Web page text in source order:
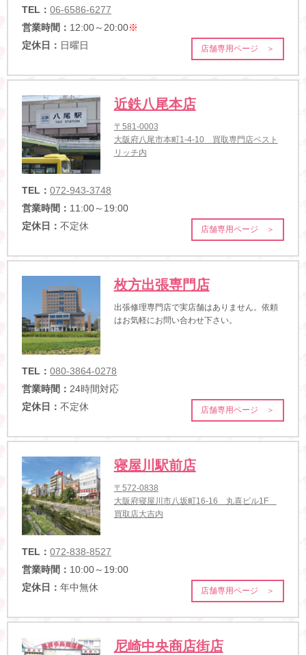
TEL： 06-6586-6277
営業時間： 12:00～20:00※
定休日： 日曜日 店舗専用ページ ＞
近鉄八尾本店
〒581-0003
大阪府八尾市本町1-4-10 買取専門店ベスト
リッチ内
TEL： 072-943-3748
営業時間： 11:00～19:00
定休日： 不定休 店舗専用ページ ＞
枚方出張専門店
出張修理専門店で実店舗はありません。依頼
はお気軽にお問い合わせ下さい。
TEL： 080-3864-0278
営業時間： 24時間対応
定休日： 不定休 店舗専用ページ ＞
寝屋川駅前店
〒572-0838
大阪府寝屋川市八坂町16-16 丸喜ビル1F
買取店大吉内
TEL： 072-838-8527
営業時間： 10:00～19:00
定休日： 年中無休 店舗専用ページ ＞
尼崎中央商店街店